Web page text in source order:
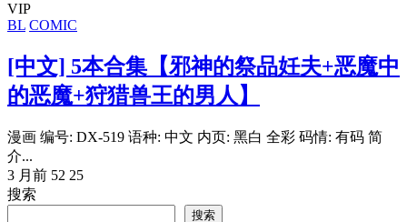
VIP
BL COMIC
[中文] 5本合集【邪神的祭品妊夫+恶魔中
的恶魔+狩猎兽王的男人】
漫画 编号: DX-519 语种: 中文 内页: 黑白 全彩 码情: 有码 简
介...
3 月前 52 25
搜索
搜索